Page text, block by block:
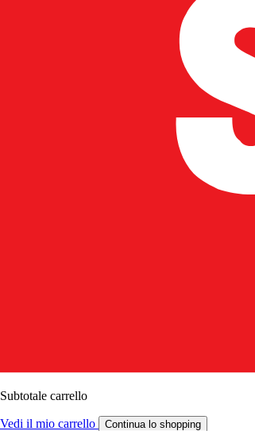
Subtotale carrello
Vedi il mio carrello Continua lo shopping